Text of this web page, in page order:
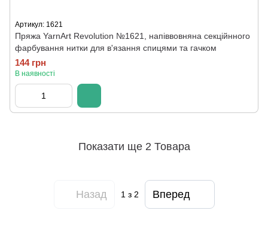
Артикул: 1621
Пряжа YarnArt Revolution №1621, напіввовняна секційнного
фарбування нитки для в'язання спицями та гачком
144 грн
В наявності
Показати ще 2 Товара
Назад 1 з 2 Вперед